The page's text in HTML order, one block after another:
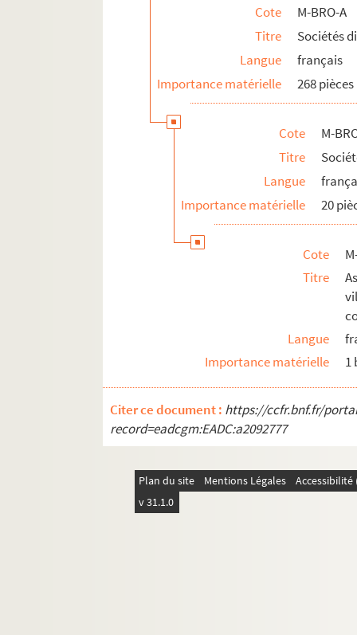
Cote
M-BRO-A
Titre
Sociétés
Langue
français
Importance matérielle
268 pièces
Cote
M-
Titre
Langue
Importance matérielle
20
Cote
Titre
Langue
Importance matérielle
1
Citer ce document : https://ccfr.bnf.fr/
record=eadcgm:EADC:a2092777
Plan du site Mentions Légales
v 31.1.0